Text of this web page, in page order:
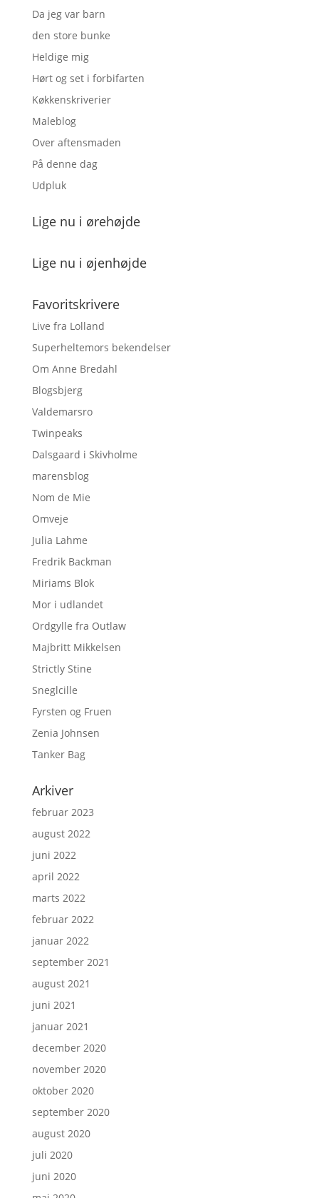
Da jeg var barn
den store bunke
Heldige mig
Hørt og set i forbifarten
Køkkenskriverier
Maleblog
Over aftensmaden
På denne dag
Udpluk
Lige nu i ørehøjde
Lige nu i øjenhøjde
Favoritskrivere
Live fra Lolland
Superheltemors bekendelser
Om Anne Bredahl
Blogsbjerg
Valdemarsro
Twinpeaks
Dalsgaard i Skivholme
marensblog
Nom de Mie
Omveje
Julia Lahme
Fredrik Backman
Miriams Blok
Mor i udlandet
Ordgylle fra Outlaw
Majbritt Mikkelsen
Strictly Stine
Sneglcille
Fyrsten og Fruen
Zenia Johnsen
Tanker Bag
Arkiver
februar 2023
august 2022
juni 2022
april 2022
marts 2022
februar 2022
januar 2022
september 2021
august 2021
juni 2021
januar 2021
december 2020
november 2020
oktober 2020
september 2020
august 2020
juli 2020
juni 2020